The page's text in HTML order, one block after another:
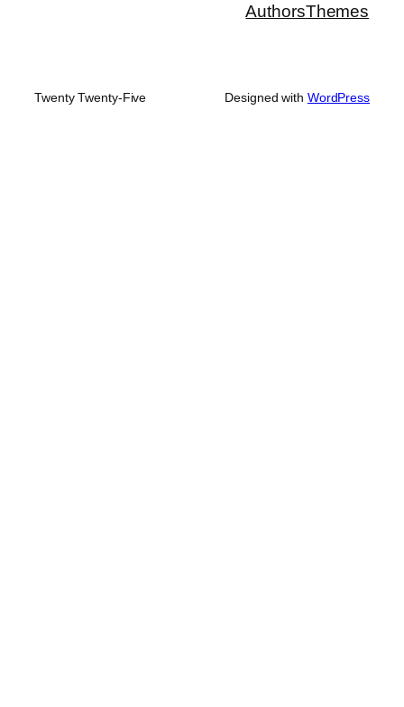
AuthorsThemes
Twenty Twenty-Five Designed with WordPress